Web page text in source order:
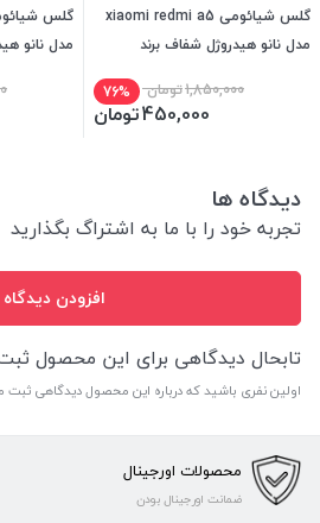
گلس شیائومی xiaomi redmi a5
مدل نانو هیدروژل شفاف برند
1,850,000تومان 76%
450,000تومان
مدل نانو
دیدگاه ها
تجربه خود را با ما به اشتراگ بگذارید
افزودن دیدگاه
تابحال دیدگاهی برای این محصول
اولین نفری باشید که درباره این محصول دیدگاهی ثبت
محصولات اورجینال
ضمانت اورجینال بودن